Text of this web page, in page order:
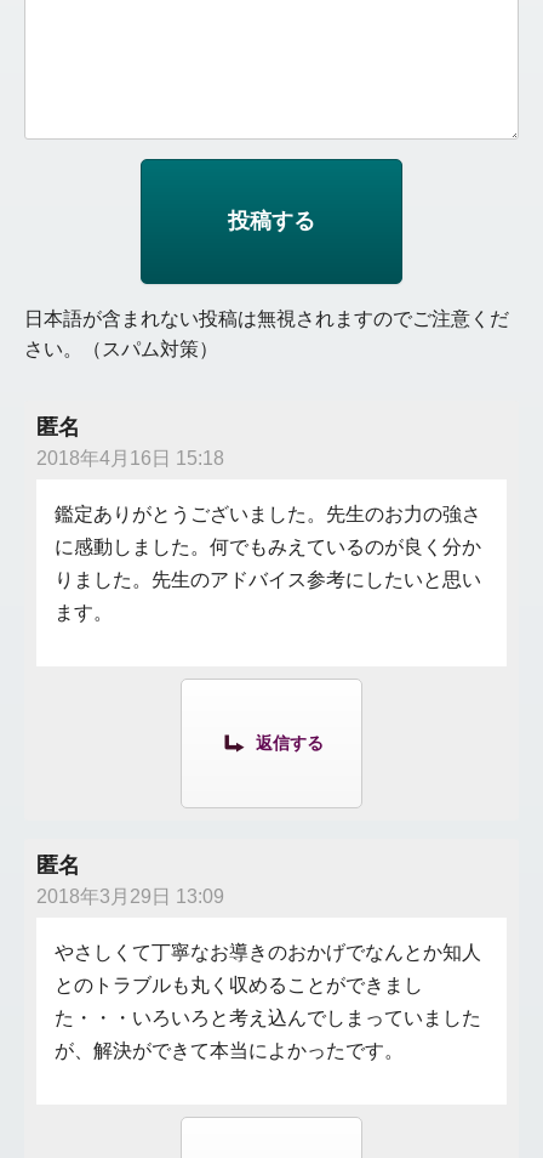
日本語が含まれない投稿は無視されますのでご注意くだ
さい。（スパム対策）
匿名
2018年4月16日 15:18
鑑定ありがとうございました。先生のお力の強さ
に感動しました。何でもみえているのが良く分か
りました。先生のアドバイス参考にしたいと思い
ます。
返信する
匿名
2018年3月29日 13:09
やさしくて丁寧なお導きのおかげでなんとか知人
とのトラブルも丸く収めることができまし
た・・・いろいろと考え込んでしまっていました
が、解決ができて本当によかったです。